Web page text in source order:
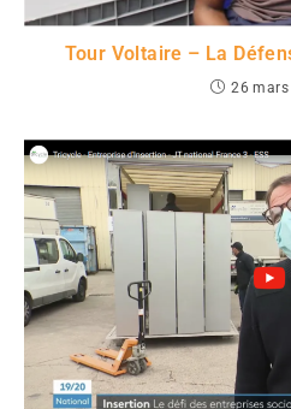
Tour Voltaire – La
26 mars